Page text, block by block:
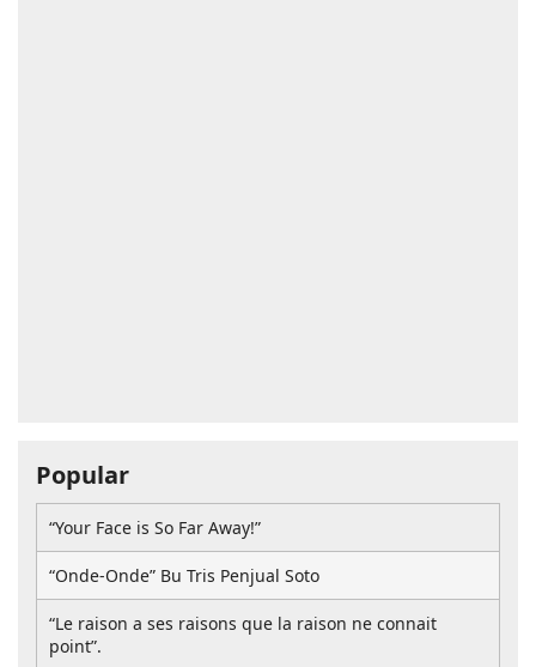
Popular
“Your Face is So Far Away!”
“Onde-Onde” Bu Tris Penjual Soto
“Le raison a ses raisons que la raison ne connait
point”.